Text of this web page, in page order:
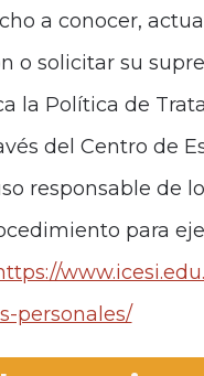
a conocer,
o solicitar su
la Política de
del Centro de
responsable de
para
personales/